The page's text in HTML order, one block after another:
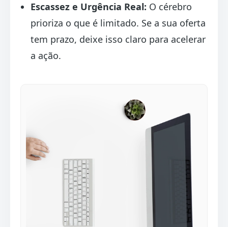
Escassez e Urgência Real: O cérebro
prioriza o que é limitado. Se a sua oferta
tem prazo, deixe isso claro para acelerar
a ação.